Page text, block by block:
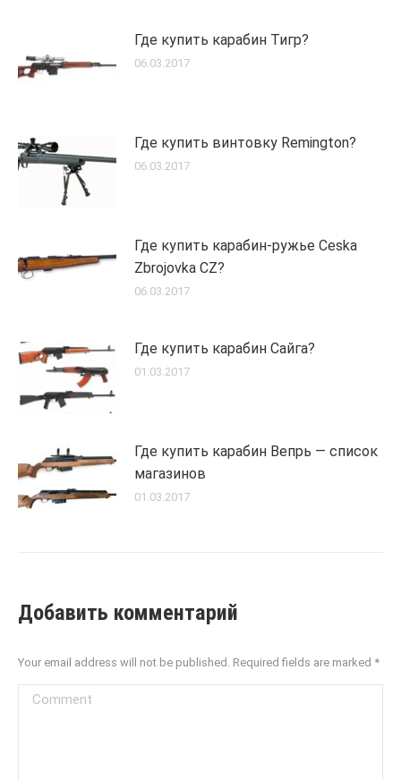
Где купить карабин Тигр?
06.03.2017
Где купить винтовку Remington?
06.03.2017
Где купить карабин-ружье Ceska
Zbrojovka CZ?
06.03.2017
Где купить карабин Сайга?
01.03.2017
Где купить карабин Вепрь — список
магазинов
01.03.2017
Добавить комментарий
Your email address will not be published. Required fields are marked *
Comment